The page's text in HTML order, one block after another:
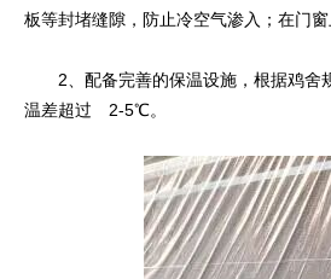
板等封堵缝隙，防止冷空气渗入；在门
2、配备完善的保温设施，根据鸡舍
温差超过 2-5℃。